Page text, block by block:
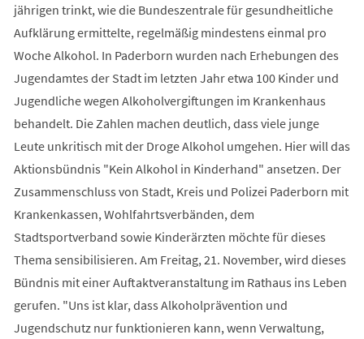
jährigen trinkt, wie die Bundeszentrale für gesundheitliche
Aufklärung ermittelte, regelmäßig mindestens einmal pro
Woche Alkohol. In Paderborn wurden nach Erhebungen des
Jugendamtes der Stadt im letzten Jahr etwa 100 Kinder und
Jugendliche wegen Alkoholvergiftungen im Krankenhaus
behandelt. Die Zahlen machen deutlich, dass viele junge
Leute unkritisch mit der Droge Alkohol umgehen. Hier will das
Aktionsbündnis "Kein Alkohol in Kinderhand" ansetzen. Der
Zusammenschluss von Stadt, Kreis und Polizei Paderborn mit
Krankenkassen, Wohlfahrtsverbänden, dem
Stadtsportverband sowie Kinderärzten möchte für dieses
Thema sensibilisieren. Am Freitag, 21. November, wird dieses
Bündnis mit einer Auftaktveranstaltung im Rathaus ins Leben
gerufen. "Uns ist klar, dass Alkoholprävention und
Jugendschutz nur funktionieren kann, wenn Verwaltung,